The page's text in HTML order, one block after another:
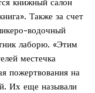
книжный салон
Также за счет
водочный
лаборю. «Этим
местечка
пожертвования на
Их еще называли